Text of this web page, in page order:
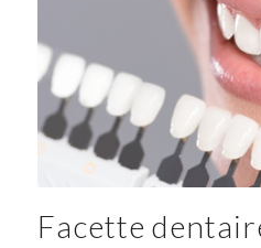
Facette